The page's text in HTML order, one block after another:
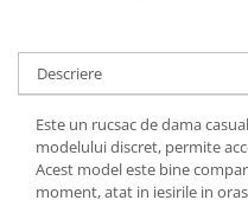
Descriere
Este un rucsac de dama
modelului discret, permite
Acest modeleste bine
moment, atat in iesirile in